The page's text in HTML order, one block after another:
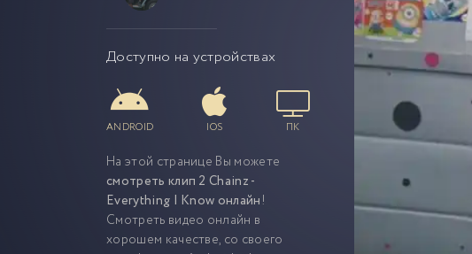
Доступно на устройствах
ANDROID IOS ПК
На этой странице Вы можете
смотреть клип 2 Chainz -
Everything I Know онлайн!
Смотреть видео онлайн в
хорошем качестве, со своего